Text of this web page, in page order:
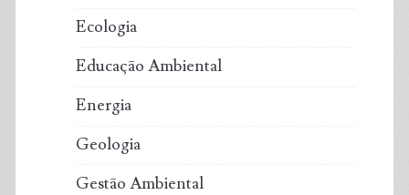
Ecologia
Educação Ambiental
Energia
Geologia
Gestão Ambiental